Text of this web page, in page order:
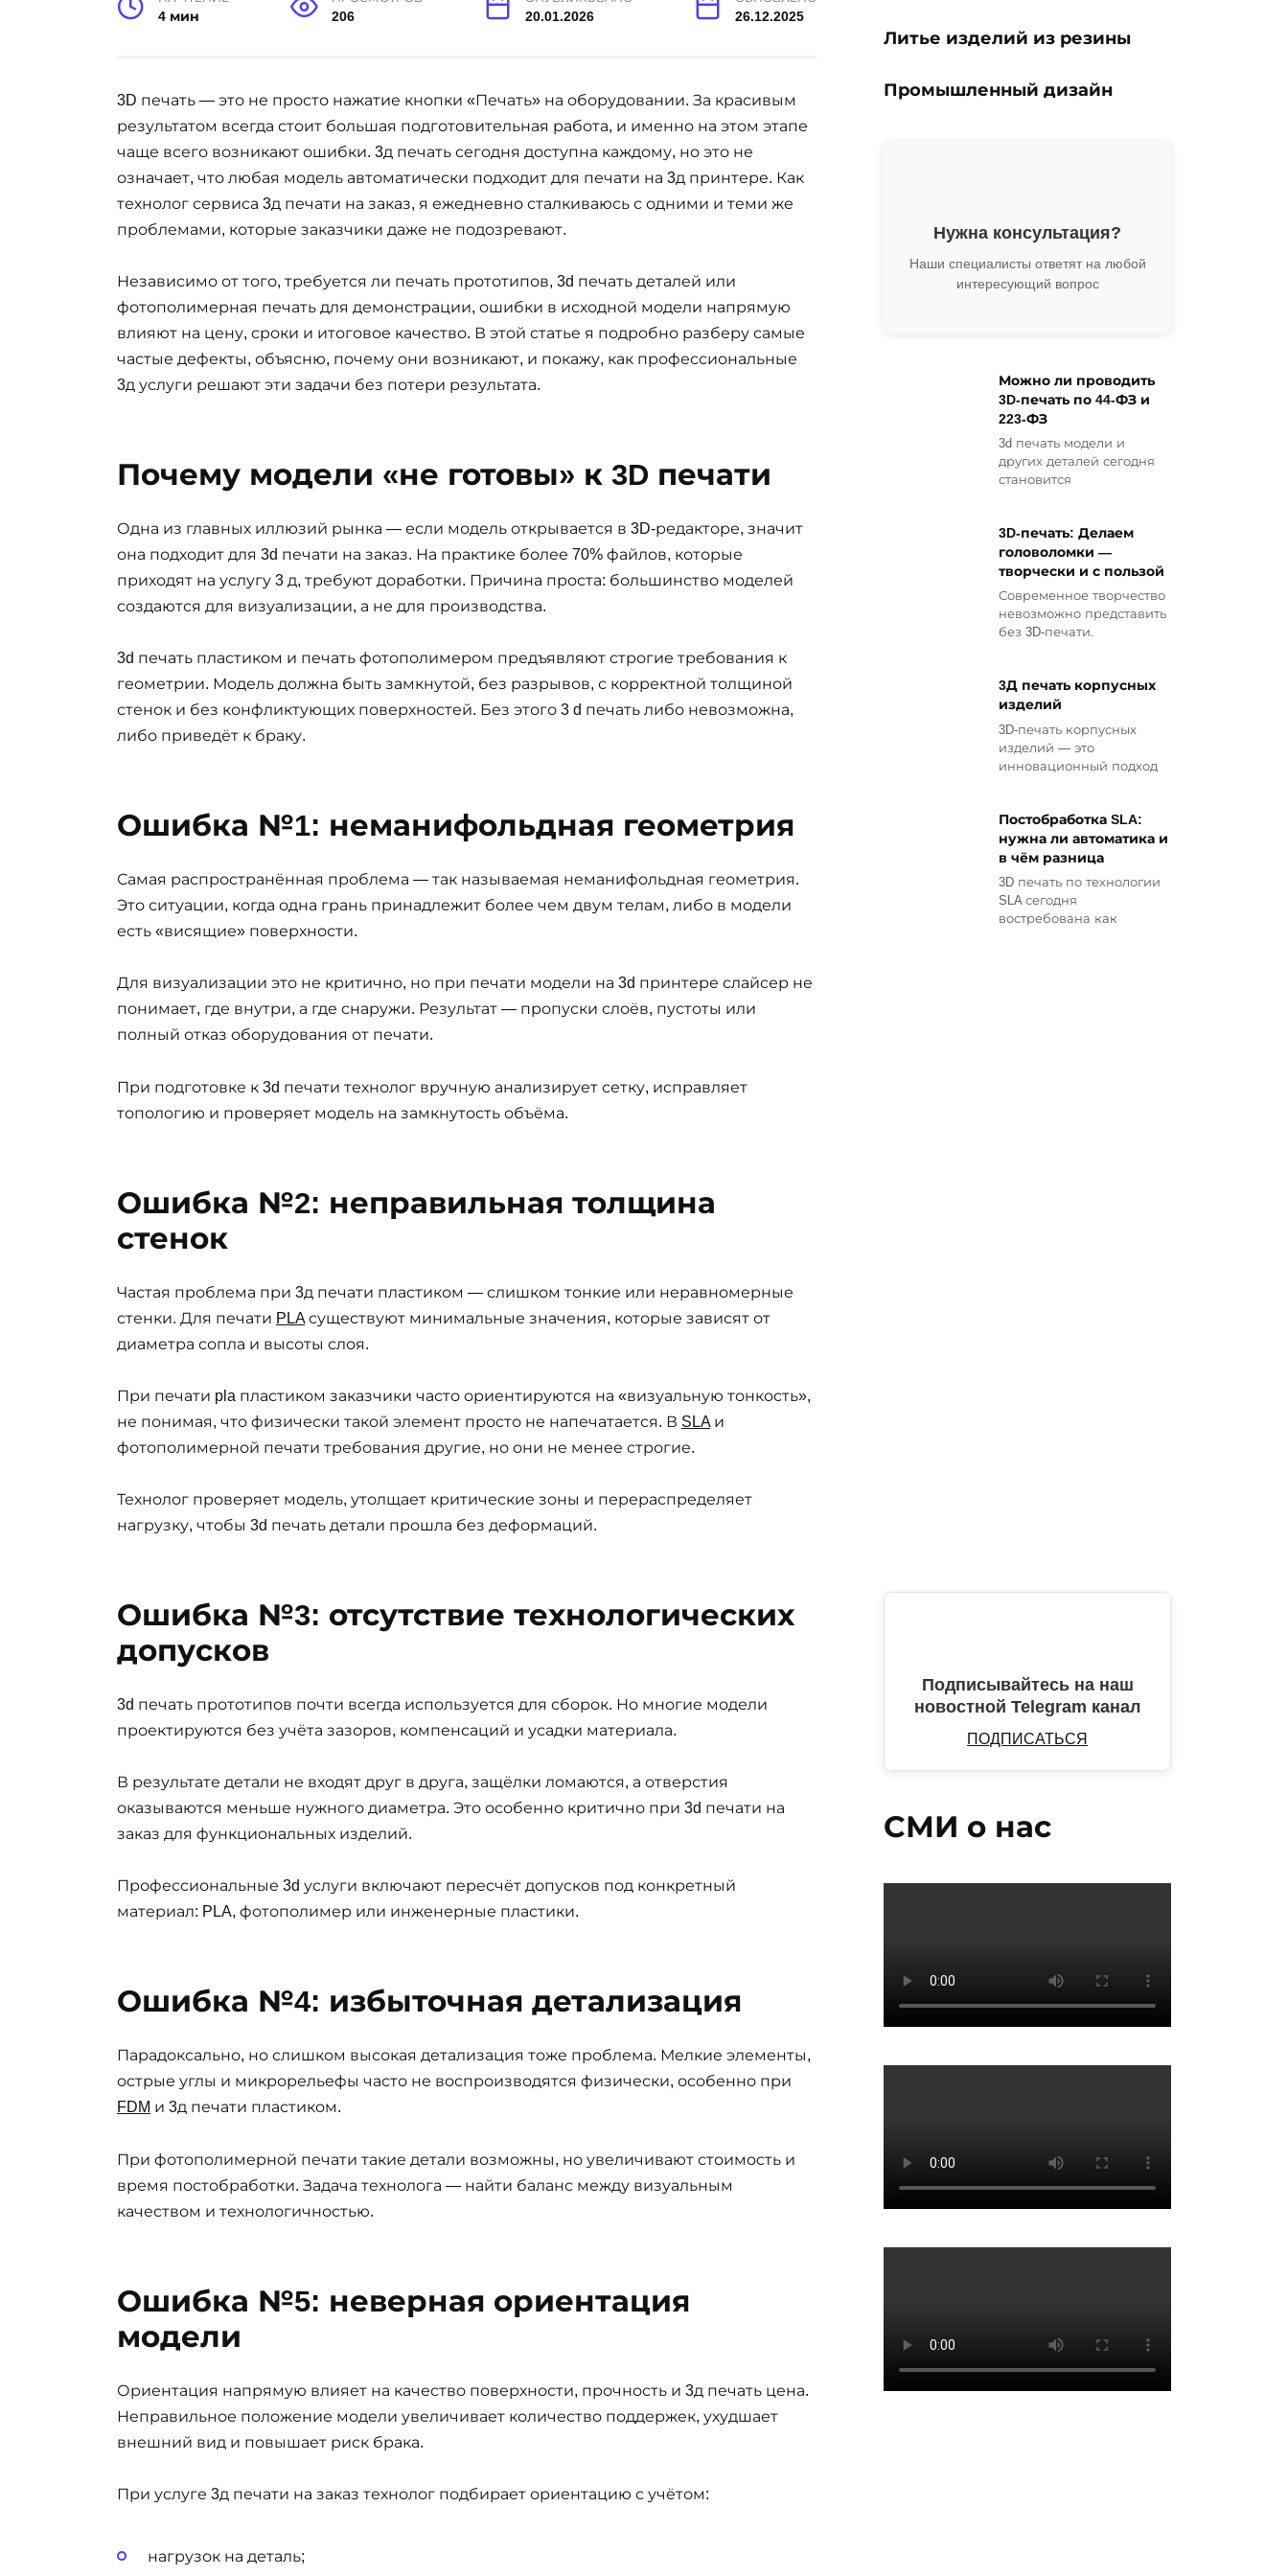
4 мин 206 20.01.2026 26.12.2025
3D печать — это не просто нажатие кнопки «Печать» на оборудовании. За красивым
результатом всегда стоит большая подготовительная работа, и именно на этом этапе
чаще всего возникают ошибки. 3д печать сегодня доступна каждому, но это не
означает, что любая модель автоматически подходит для печати на 3д принтере. Как
технолог сервиса 3д печати на заказ, я ежедневно сталкиваюсь с одними и теми же
проблемами, которые заказчики даже не подозревают.
Независимо от того, требуется ли печать прототипов, 3d печать деталей или
фотополимерная печать для демонстрации, ошибки в исходной модели напрямую
влияют на цену, сроки и итоговое качество. В этой статье я подробно разберу самые
частые дефекты, объясню, почему они возникают, и покажу, как профессиональные
3д услуги решают эти задачи без потери результата.
Почему модели «не готовы» к 3D печати
Одна из главных иллюзий рынка — если модель открывается в 3D-редакторе, значит
она подходит для 3d печати на заказ. На практике более 70% файлов, которые
приходят на услугу 3 д, требуют доработки. Причина проста: большинство моделей
создаются для визуализации, а не для производства.
3d печать пластиком и печать фотополимером предъявляют строгие требования к
геометрии. Модель должна быть замкнутой, без разрывов, с корректной толщиной
стенок и без конфликтующих поверхностей. Без этого 3 d печать либо невозможна,
либо приведёт к браку.
Ошибка №1: неманифольдная геометрия
Самая распространённая проблема — так называемая неманифольдная геометрия.
Это ситуации, когда одна грань принадлежит более чем двум телам, либо в модели
есть «висящие» поверхности.
Для визуализации это не критично, но при печати модели на 3d принтере слайсер не
понимает, где внутри, а где снаружи. Результат — пропуски слоёв, пустоты или
полный отказ оборудования от печати.
При подготовке к 3d печати технолог вручную анализирует сетку, исправляет
топологию и проверяет модель на замкнутость объёма.
Ошибка №2: неправильная толщина
стенок
Частая проблема при 3д печати пластиком — слишком тонкие или неравномерные
стенки. Для печати PLAсуществуют минимальные значения, которые зависят от
диаметра сопла и высоты слоя.
При печати pla пластиком заказчики часто ориентируются на «визуальную тонкость»,
не понимая, что физически такой элемент просто не напечатается. В SLAи
фотополимерной печати требования другие, но они не менее строгие.
Технолог проверяет модель, утолщает критические зоны и перераспределяет
нагрузку, чтобы 3d печать детали прошла без деформаций.
Ошибка №3: отсутствие технологических
допусков
3d печать прототипов почти всегда используется для сборок. Но многие модели
проектируются без учёта зазоров, компенсаций и усадки материала.
В результате детали не входят друг в друга, защёлки ломаются, а отверстия
оказываются меньше нужного диаметра. Это особенно критично при 3d печати на
заказ для функциональных изделий.
Профессиональные 3d услуги включают пересчёт допусков под конкретный
материал: PLA, фотополимер или инженерные пластики.
Ошибка №4: избыточная детализация
Парадоксально, но слишком высокая детализация тоже проблема. Мелкие элементы,
острые углы и микрорельефы часто не воспроизводятся физически, особенно при
FDM и 3д печати пластиком.
При фотополимерной печати такие детали возможны, но увеличивают стоимость и
время постобработки. Задача технолога — найти баланс между визуальным
качеством и технологичностью.
Ошибка №5: неверная ориентация
модели
Ориентация напрямую влияет на качество поверхности, прочность и 3д печать цена.
Неправильное положение модели увеличивает количество поддержек, ухудшает
внешний вид и повышает риск брака.
При услуге 3д печати на заказ технолог подбирает ориентацию с учётом:
нагрузок на деталь;
Литье изделий из резины
Промышленный дизайн
Нужна консультация?
Наши специалисты ответят на любой
интересующий вопрос
Можно ли проводить
3D-печать по 44-ФЗ и
223-ФЗ
3d печать модели и
других деталей сегодня
становится
3D-печать: Делаем
головоломки —
творчески и с пользой
Современное творчество
невозможно представить
без 3D-печати.
3Д печать корпусных
изделий
3D-печать корпусных
изделий — это
инновационный подход
Постобработка SLA:
нужна ли автоматика и
в чём разница
3D печать по технологии
SLA сегодня
востребована как
Подписывайтесь на наш
новостной Telegram канал
ПОДПИСАТЬСЯ
СМИ о нас